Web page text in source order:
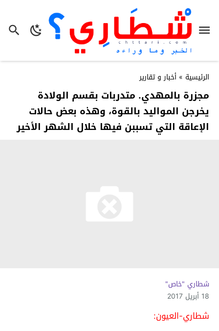
الرئيسية » أخبار و تقارير
مجزرة بالمهدي. متدربات بقسم الولادة
يخرجن المواليد بالقوة، وهذه بعض حالات
الإعاقة التي تسببن فيها خلال الشهر الأخير
شطاري "خاص"
18 أبريل 2017
شطاري-العيون: